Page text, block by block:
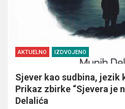
AKTUELNO IZDVOJENO
Sjever kao sudbina, jezik
Prikaz zbirke “Sjevera je
Delalića